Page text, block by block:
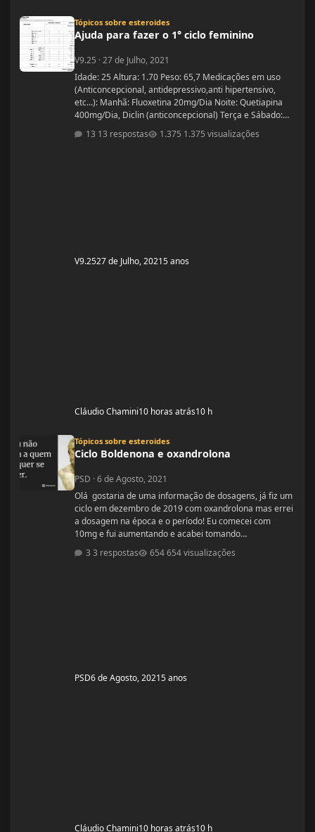
Tópicos sobre esteroides
Ajuda para fazer o 1° ciclo feminino
V9.25 ·27 de Julho, 2021
Idade: 25 Altura: 1.70 Peso: 65,7 Medicações em uso
(Anticoncepcional, antidepressivo,anti hipertensivo,
etc...): Manhã: Fluoxetina 20mg/Dia Noite: Quetiapina
400mg/Dia, Diclin (anticoncepcional) Terça e Sábado:
cirurgias: Frequentemente tenho hipoglicemia oque faz
13 respostas 1.375 visualizações
V9.2527 de Julho, 20215 anos
Cláudio Chamini10 horas atrás10 h
Tópicos sobre esteroides
Ciclo Boldenona e oxandrolona
PSD ·6 de Agosto, 2021
Olá gostaria de uma informação de dosagens, já fiz um
ciclo em dezembro de 2019 com oxandrolona mas errei
a dosagem na época e o período! Eu comecei com
10mg e fui aumentando e acabei tomando
60mg porque entendi errado foram 4 semanas tive
ganhos de 5 quilos. Eu já treinava na época a 4 anos já
3 respostas 654 visualizações
PSD6 de Agosto, 20215 anos
Cláudio Chamini10 horas atrás10 h